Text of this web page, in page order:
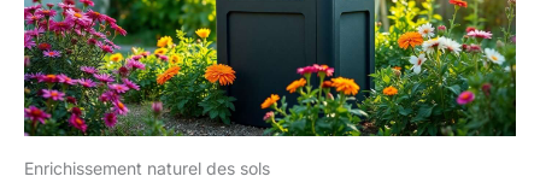
Enrichissement naturel des sols